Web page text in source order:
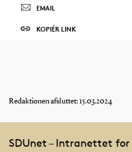
EMAIL
KOPIÉR LINK
Redaktionen afsluttet: 15.03.2024
SDUnet – Intranettet